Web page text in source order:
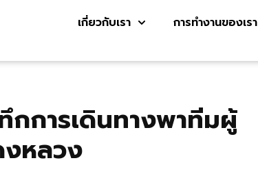
เกี่ยวกับเรา การทำงานของเรา
การเดินทางพาทีมผู้
หลวง